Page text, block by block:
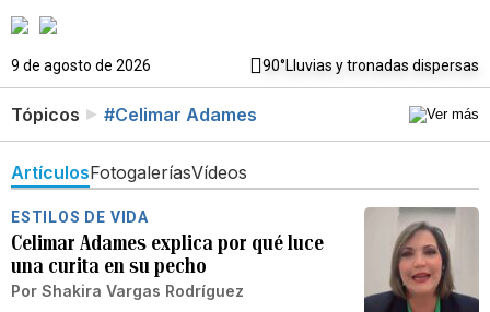
9 de agosto de 2026 90°Lluvias y tronadas dispersas
Tópicos #Celimar Adames
ArtículosFotogaleríasVídeos
ESTILOS DE VIDA
Celimar Adames explica por qué luce
una curita en su pecho
Por Shakira Vargas Rodríguez